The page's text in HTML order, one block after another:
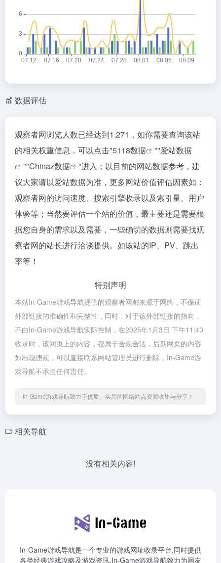
数据评估
观察者网浏览人数已经达到1,271，如你需要查询该站
的相关权重信息，可以点击"5118数据 ""爱站数据
""Chinaz数据
"进入；以目前的网站数据参考，建
议大家请以爱站数据为准，更多网站价值评估因素如：
观察者网的访问速度、搜索引擎收录以及索引量、用户
体验等；当然要评估一个站的价值，最主要还是需要根
据您自身的需求以及需要，一些确切的数据则需要找观
察者网的站长进行洽谈提供。如该站的IP、PV、跳出
率等！
特别声明
本站In-Game游戏导航提供的观察者网都来源于网络，不保证
外部链接的准确性和完整性，同时，对于该外部链接的指向，
不由In-Game游戏导航实际控制，在2025年1月3日 下午11:40
收录时，该网页上的内容，都属于合规合法，后期网页的内容
如出现违规，可以直接联系网站管理员进行删除，In-Game游
戏导航不承担任何责任。
In-Game游戏导航致力于优质、实用的网络站点资源收集与分享！
相关导航
没有相关内容!
In-Game游戏导航是一个专业的游戏网址收录平台,同时提供
各类经典游戏攻略及游戏资讯,In-Game游戏导航致力为网友